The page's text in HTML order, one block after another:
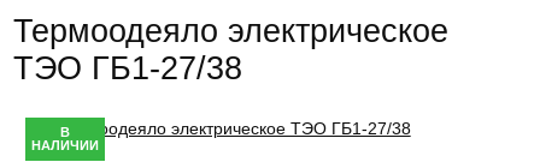
Термоодеяло электрическое
ТЭО ГБ1-27/38
В
НАЛИЧИИ